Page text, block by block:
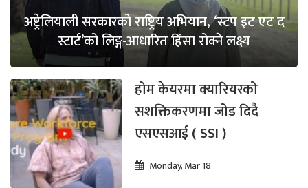
अष्ट्रेलियाली सरकारको राष्ट्रिय अभियान, ‘स्टप इट एट द
स्टार्ट’को लिङ्ग-आधारित हिंसा रोक्ने लक्ष्य
होम केयरमा क्यारियरको
सशक्तिकरणमा जोड दिदै
एसएसआई ( SSI )
Monday, Mar 18